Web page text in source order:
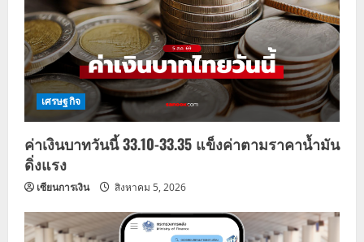
เศรษฐกิจ
ค่าเงินบาทวันนี้ 33.10-33.35 แข็งค่าตามราคาน้ำมัน
ดิ่งแรง
เซียนการเงิน สิงหาคม 5, 2026